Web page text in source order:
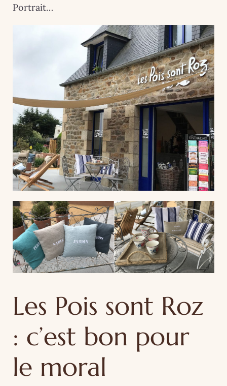
Portrait…
Les Pois sont Roz
: c’est bon pour
le moral